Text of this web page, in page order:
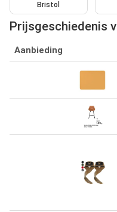
Bristol
Prijsgeschiedenis
Aanbieding